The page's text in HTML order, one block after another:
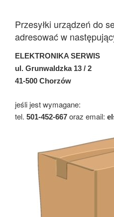
Przesyłki urządzeń do
adresować w
ELEKTRONIKA SERWIS
ul. Grunwaldzka 13 / 2
41-500 Chorzów
jeśli jest wymagane:
tel. 501-452-667 oraz email: